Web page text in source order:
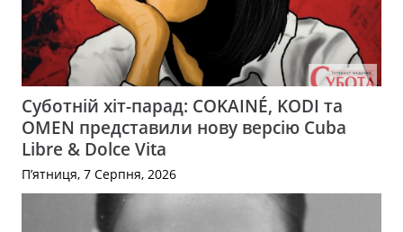
Суботній хіт-парад: COKAINÉ, KODI та
OMEN представили нову версію Cuba
Libre & Dolce Vita
П’ятниця, 7 Серпня, 2026